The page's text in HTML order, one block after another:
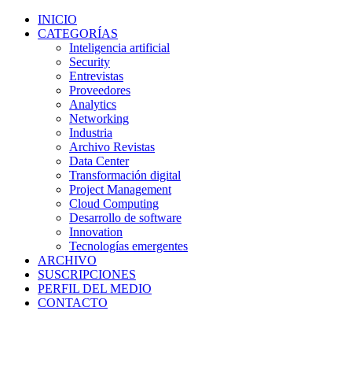
INICIO
CATEGORÍAS
Inteligencia artificial
Security
Entrevistas
Proveedores
Analytics
Networking
Industria
Archivo Revistas
Data Center
Transformación digital
Project Management
Cloud Computing
Desarrollo de software
Innovation
Tecnologías emergentes
ARCHIVO
SUSCRIPCIONES
PERFIL DEL MEDIO
CONTACTO